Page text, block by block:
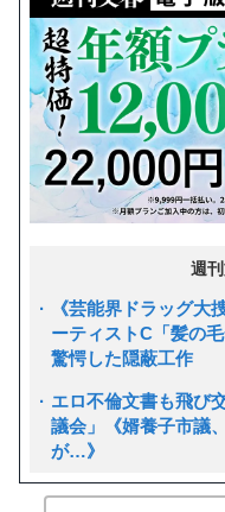
週
《芸能界ドラッグ大
ーティストC「髪の
驚愕した隠蔽工作
エロ不倫文書も飛び
議会」《婿養子市議
が…》